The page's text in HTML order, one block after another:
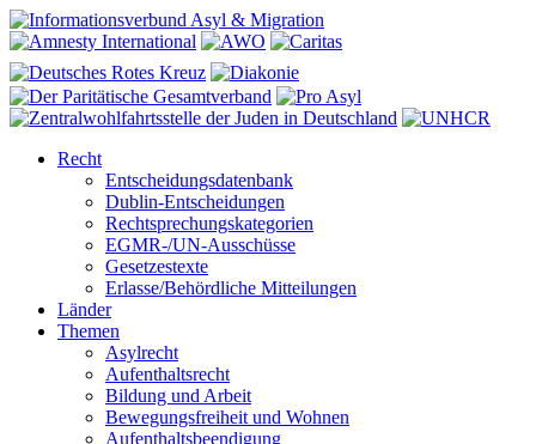
Recht
Entscheidungsdatenbank
Dublin-Entscheidungen
Rechtsprechungskategorien
EGMR-/UN-Ausschüsse
Gesetzestexte
Erlasse/Behördliche Mitteilungen
Länder
Themen
Asylrecht
Aufenthaltsrecht
Bildung und Arbeit
Bewegungsfreiheit und Wohnen
Aufenthaltsbeendigung